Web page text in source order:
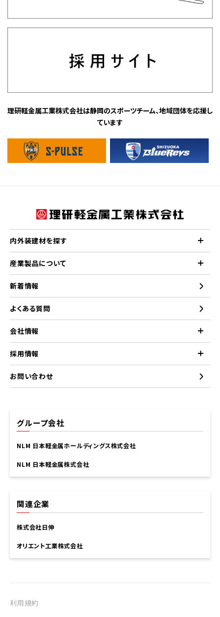
理研軽金属工業株式会社は静岡のスポーツチーム、地域団体を応援し
ています
内外装建材を探す
産業製品について
新着情報
よくある質問
会社情報
採用情報
お問い合わせ
グループ会社
NLM 日本軽金属ホールディングス株式会社
NLM 日本軽金属株式会社
関連企業
株式会社日伸
オリエント工業株式会社
利用規約